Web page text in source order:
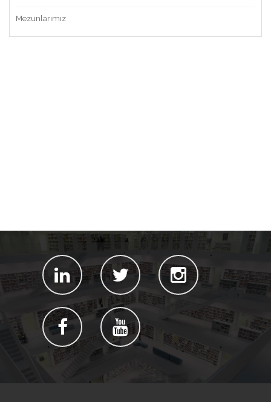
Mezunlarımız